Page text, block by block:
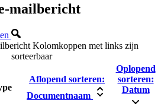
mailbericht
Kolomkoppen met links zijn
sorteerbaar
Aflopend sorteren:
Documentnaam
Oplopend
sorteren:
Datum